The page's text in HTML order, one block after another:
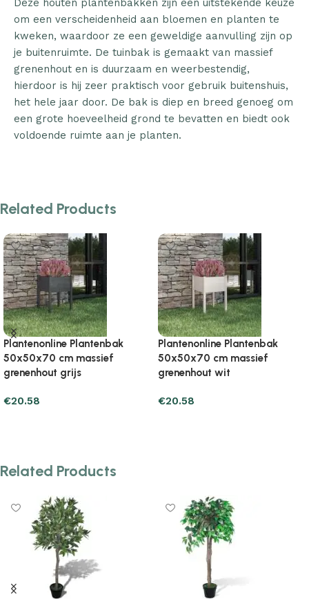
Deze houten plantenbakken zijn een uitstekende keuze
om een verscheidenheid aan bloemen en planten te
kweken, waardoor ze een geweldige aanvulling zijn op
je buitenruimte. De tuinbak is gemaakt van massief
grenenhout en is duurzaam en weerbestendig,
hierdoor is hij zeer praktisch voor gebruik buitenshuis,
het hele jaar door. De bak is diep en breed genoeg om
een grote hoeveelheid grond te bevatten en biedt ook
voldoende ruimte aan je planten.
Related Products
Plantenonline Plantenbak
50x50x70 cm massief
grenenhout zwart
€20.58
Plantenonline Plantenbak met
schap 54x54x81 cm massief
grenenhout zwart
€62.71
Related Products